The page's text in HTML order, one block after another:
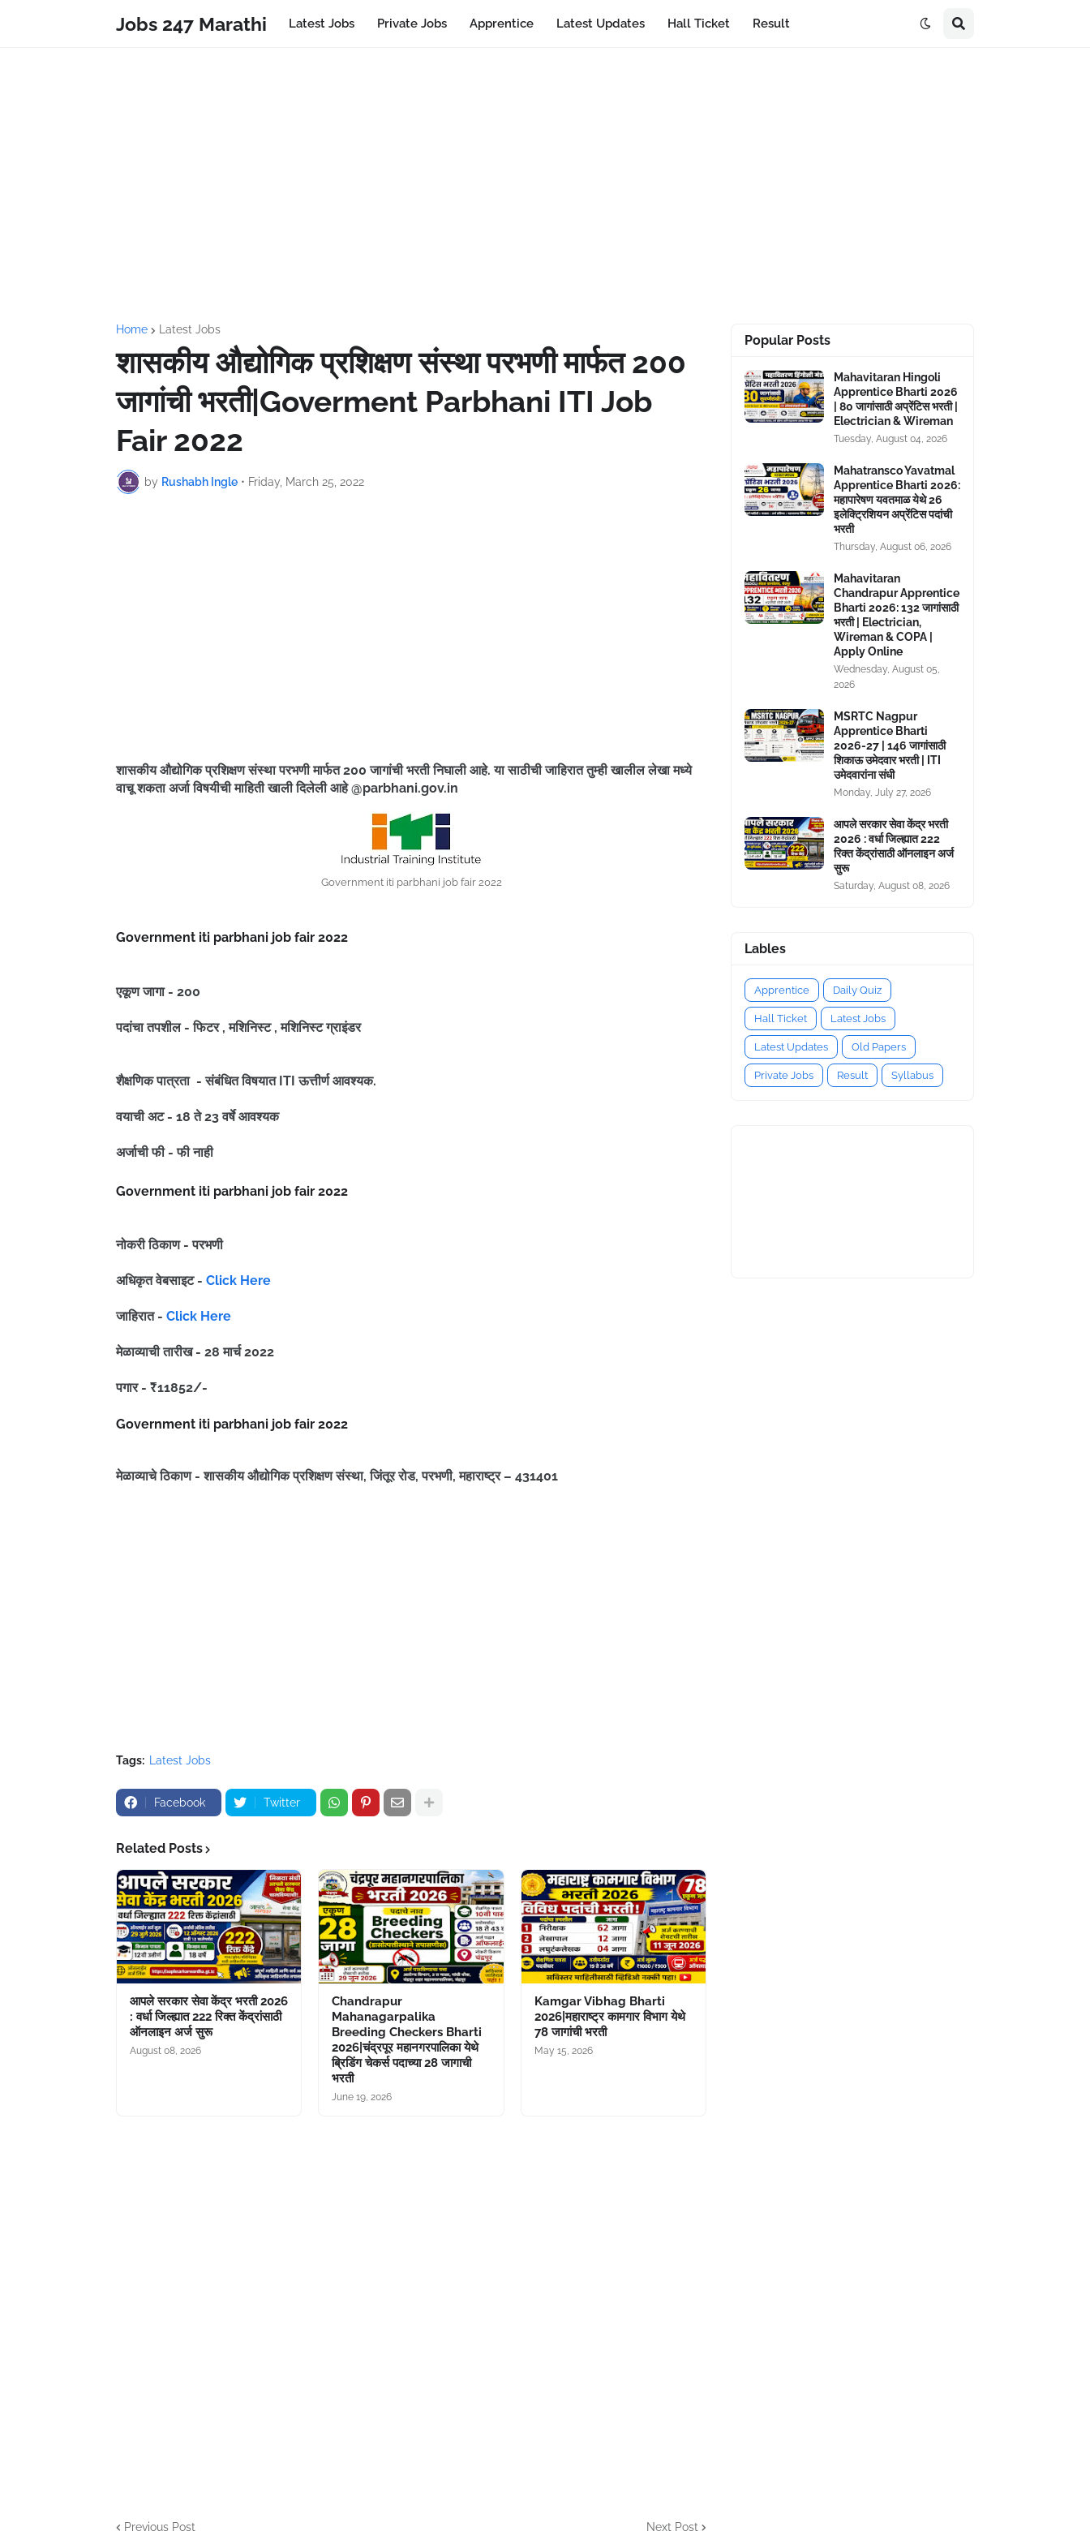
Jobs 247 Marathi Latest Jobs Private Jobs Apprentice Latest Updates Hall Ticket Result
Home Latest Jobs
शासकीय औद्योगिक प्रशिक्षण संस्था परभणी मार्फत 200
जागांची भरती|Goverment Parbhani ITI Job
Fair 2022
by Rushabh Ingle • Friday, March 25, 2022
शासकीय औद्योगिक प्रशिक्षण संस्था परभणी मार्फत 200 जागांची भरती निघाली आहे. या साठीची जाहिरात तुम्ही खालील लेखा मध्ये
वाचू शकता अर्जा विषयीची माहिती खाली दिलेली आहे @parbhani.gov.in
Government iti parbhani job fair 2022
Government iti parbhani job fair 2022
एकूण जागा - 200
पदांचा तपशील - फिटर , मशिनिस्ट , मशिनिस्ट ग्राइंडर
शैक्षणिक पात्रता - संबंधित विषयात ITI ऊत्तीर्ण आवश्यक.
वयाची अट - 18 ते 23 वर्षे आवश्यक
अर्जाची फी - फी नाही
Government iti parbhani job fair 2022
नोकरी ठिकाण - परभणी
अधिकृत वेबसाइट - Click Here
जाहिरात - Click Here
मेळाव्याची तारीख - 28 मार्च 2022
पगार - ₹11852/-
Government iti parbhani job fair 2022
मेळाव्याचे ठिकाण - शासकीय औद्योगिक प्रशिक्षण संस्था, जिंतूर रोड, परभणी, महाराष्ट्र – 431401
Tags: Latest Jobs
Facebook Twitter
Related Posts
आपले सरकार सेवा केंद्र भरती 2026
: वर्धा जिल्ह्यात 222 रिक्त केंद्रांसाठी
ऑनलाइन अर्ज सुरू
August 08, 2026
Chandrapur
Mahanagarpalika
Breeding Checkers Bharti
2026|चंद्रपूर महानगरपालिका येथे
ब्रिडिंग चेकर्स पदाच्या 28 जागाची
भरती
June 19, 2026
Kamgar Vibhag Bharti
2026|महाराष्ट्र कामगार विभाग येथे
78 जागांची भरती
May 15, 2026
Previous Post Next Post
Popular Posts
Mahavitaran Hingoli
Apprentice Bharti 2026
| 80 जागांसाठी अप्रेंटिस भरती |
Electrician & Wireman
Tuesday, August 04, 2026
Mahatransco Yavatmal
Apprentice Bharti 2026:
महापारेषण यवतमाळ येथे 26
इलेक्ट्रिशियन अप्रेंटिस पदांची
भरती
Thursday, August 06, 2026
Mahavitaran
Chandrapur Apprentice
Bharti 2026: 132 जागांसाठी
भरती | Electrician,
Wireman & COPA |
Apply Online
Wednesday, August 05,
2026
MSRTC Nagpur
Apprentice Bharti
2026-27 | 146 जागांसाठी
शिकाऊ उमेदवार भरती | ITI
उमेदवारांना संधी
Monday, July 27, 2026
आपले सरकार सेवा केंद्र भरती
2026 : वर्धा जिल्ह्यात 222
रिक्त केंद्रांसाठी ऑनलाइन अर्ज
सुरू
Saturday, August 08, 2026
Lables
Apprentice Daily Quiz
Hall Ticket Latest Jobs
Latest Updates Old Papers
Private Jobs Result Syllabus